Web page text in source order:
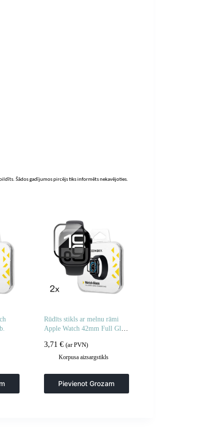
Šādos gadījumos pircējs tiks informēts nekavējoties.
Rūdīts stikls ar melnu rāmi
Apple Watch 42mm Full Glue
3,71 € (ar PVN)
Korpusa aizsargstikls
Pievienot Grozam